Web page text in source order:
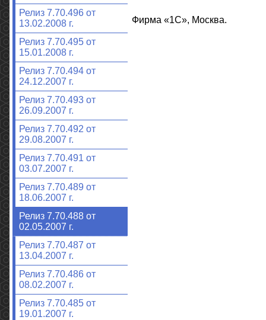
Релиз 7.70.496 от
13.02.2008 г.
Релиз 7.70.495 от
15.01.2008 г.
Релиз 7.70.494 от
24.12.2007 г.
Релиз 7.70.493 от
26.09.2007 г.
Релиз 7.70.492 от
29.08.2007 г.
Релиз 7.70.491 от
03.07.2007 г.
Релиз 7.70.489 от
18.06.2007 г.
Релиз 7.70.488 от
02.05.2007 г.
Релиз 7.70.487 от
13.04.2007 г.
Релиз 7.70.486 от
08.02.2007 г.
Релиз 7.70.485 от
19.01.2007 г.
Фирма «1С», Москва.